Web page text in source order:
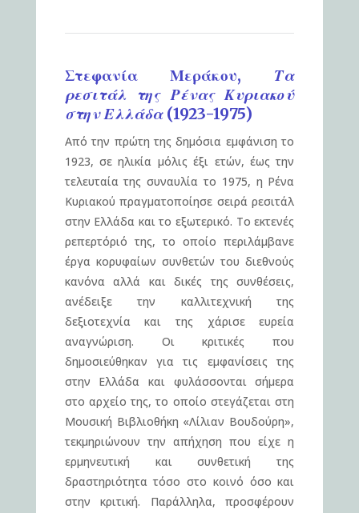
Στεφανία Μεράκου, Τα
ρεσιτάλ της Ρένας Κυριακού
στην Ελλάδα (1923-1975)
Από την πρώτη της δημόσια εμφάνιση το
1923, σε ηλικία μόλις έξι ετών, έως την
τελευταία της συναυλία το 1975, η Ρένα
Κυριακού πραγματοποίησε σειρά ρεσιτάλ
στην Ελλάδα και το εξωτερικό. Το εκτενές
ρεπερτόριό της, το οποίο περιλάμβανε
έργα κορυφαίων συνθετών του διεθνούς
κανόνα αλλά και δικές της συνθέσεις,
ανέδειξε την καλλιτεχνική της
δεξιοτεχνία και της χάρισε ευρεία
αναγνώριση. Οι κριτικές που
δημοσιεύθηκαν για τις εμφανίσεις της
στην Ελλάδα και φυλάσσονται σήμερα
στο αρχείο της, το οποίο στεγάζεται στη
Μουσική Βιβλιοθήκη «Λίλιαν Βουδούρη»,
τεκμηριώνουν την απήχηση που είχε η
ερμηνευτική και συνθετική της
δραστηριότητα τόσο στο κοινό όσο και
στην κριτική. Παράλληλα, προσφέρουν